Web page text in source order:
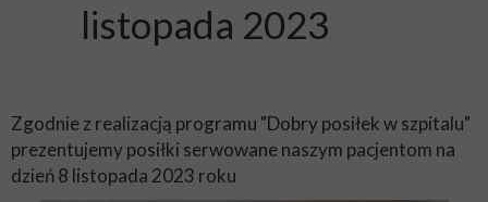
listopada 2023
Zgodnie z realizacją programu "Dobry posiłek w szpitalu"
prezentujemy posiłki serwowane naszym pacjentom na
dzień 8 listopada 2023 roku